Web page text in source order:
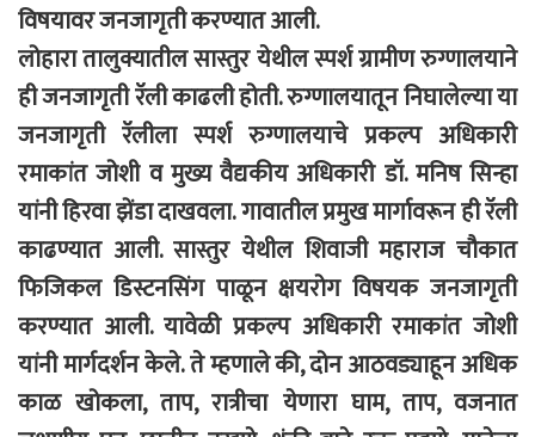
विषयावर जनजागृती करण्यात आली.
लोहारा तालुक्यातील सास्तुर येथील स्पर्श ग्रामीण रुग्णालयाने
ही जनजागृती रॅली काढली होती. रुग्णालयातून निघालेल्या या
जनजागृती रॅलीला स्पर्श रुग्णालयाचे प्रकल्प अधिकारी
रमाकांत जोशी व मुख्य वैद्यकीय अधिकारी डॉ. मनिष सिन्हा
यांनी हिरवा झेंडा दाखवला. गावातील प्रमुख मार्गावरून ही रॅली
काढण्यात आली. सास्तुर येथील शिवाजी महाराज चौकात
फिजिकल डिस्टनसिंग पाळून क्षयरोग विषयक जनजागृती
करण्यात आली. यावेळी प्रकल्प अधिकारी रमाकांत जोशी
यांनी मार्गदर्शन केले. ते म्हणाले की, दोन आठवड्याहून अधिक
काळ खोकला, ताप, रात्रीचा येणारा घाम, ताप, वजनात